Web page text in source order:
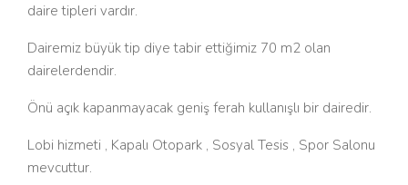
daire tipleri vardır.
Dairemiz büyük tip diye tabir ettiğimiz 70 m2 olan
dairelerdendir.
Önü açık kapanmayacak geniş ferah kullanışlı bir dairedir.
Lobi hizmeti , Kapalı Otopark , Sosyal Tesis , Spor Salonu
mevcuttur.